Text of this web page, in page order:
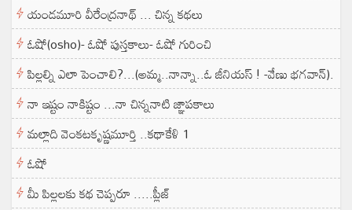
యండమూరి వీరేంద్రనాథ్ ... చిన్న కథలు
ఓషో(osho)- ఓషో పుస్తకాలు- ఓషో గురించి
పిల్లల్ని ఎలా పెంచాలి?...(అమ్మ..నాన్నా..ఓ జీనియస్ ! -వేణు భగవాన్).
నా ఇష్టం నాకిష్టం ...నా చిన్ననాటి జ్ఞాపకాలు
మల్లాది వెంకటకృష్ణమూర్తి ..కథాకేళి 1
ఓషో
మీ పిల్లలకు కథ చెప్పరూ .....ప్లీజ్